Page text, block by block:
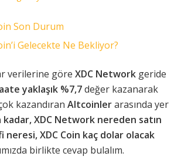
Son Durum
Gelecekte Ne Bekliyor?
verilerine göre XDC Network geride
yaklaşık %7,7değer kazanarak
kazandıran Altcoinlerarasında yer
kadar, XDC Network nereden satın
neresi, XDC Coin kaç dolar olacak
birlikte cevap bulalım.